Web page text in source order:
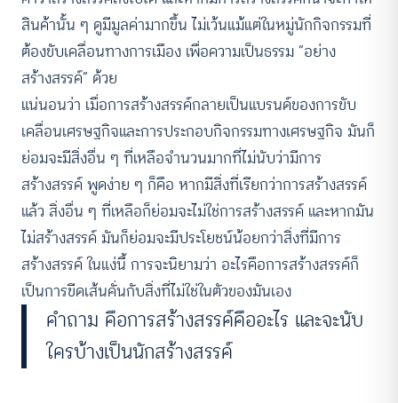
สินค้านั้น ๆ ดูมีมูลค่ามากขึ้น ไม่เว้นแม้แต่ในหมู่นักกิจกรรมที่
ต้องขับเคลื่อนทางการเมือง เพื่อความเป็นธรรม “อย่าง
สร้างสรรค์” ด้วย
แน่นอนว่า เมื่อการสร้างสรรค์กลายเป็นแบรนด์ของการขับ
เคลื่อนเศรษฐกิจและการประกอบกิจกรรมทางเศรษฐกิจ มันก็
ย่อมจะมีสิ่งอื่น ๆ ที่เหลือจำนวนมากที่ไม่นับว่ามีการ
สร้างสรรค์ พูดง่าย ๆ ก็คือ หากมีสิ่งที่เรียกว่าการสร้างสรรค์
แล้ว สิ่งอื่น ๆ ที่เหลือก็ย่อมจะไม่ใช่การสร้างสรรค์ และหากมัน
ไม่สร้างสรรค์ มันก็ย่อมจะมีประโยชน์น้อยกว่าสิ่งที่มีการ
สร้างสรรค์ ในแง่นี้ การจะนิยามว่า อะไรคือการสร้างสรรค์ก็
เป็นการขีดเส้นคั่นกับสิ่งที่ไม่ใช่ในตัวของมันเอง
คำถาม คือการสร้างสรรค์คืออะไร และจะนับ
ใครบ้างเป็นนักสร้างสรรค์